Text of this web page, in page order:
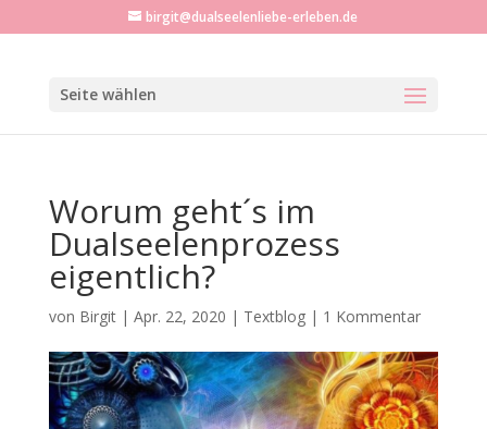
birgit@dualseelenliebe-erleben.de
Seite wählen
Worum geht´s im
Dualseelenprozess
eigentlich?
von Birgit| Apr. 22, 2020 | Textblog| 1 Kommentar